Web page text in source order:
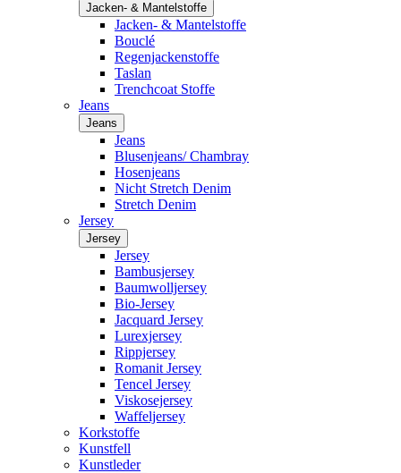
Jacken- & Mantelstoffe
Jacken- & Mantelstoffe
Bouclé
Regenjackenstoffe
Taslan
Trenchcoat Stoffe
Jeans
Jeans
Jeans
Blusenjeans/ Chambray
Hosenjeans
Nicht Stretch Denim
Stretch Denim
Jersey
Jersey
Jersey
Bambusjersey
Baumwolljersey
Bio-Jersey
Jacquard Jersey
Lurexjersey
Rippjersey
Romanit Jersey
Tencel Jersey
Viskosejersey
Waffeljersey
Korkstoffe
Kunstfell
Kunstleder